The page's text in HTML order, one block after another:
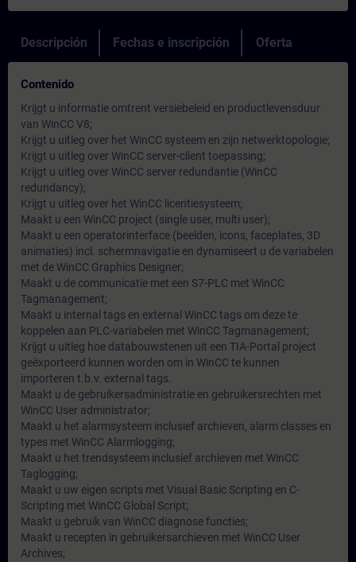
Descripción Fechas e inscripción Oferta
Contenido
Krijgt u informatie omtrent versiebeleid en productlevensduur
van WinCC V8;
Krijgt u uitleg over het WinCC systeem en zijn netwerktopologie;
Krijgt u uitleg over WinCC server-client toepassing;
Krijgt u uitleg over WinCC server redundantie (WinCC
redundancy);
Krijgt u uitleg over het WinCC licentiesysteem;
Maakt u een WinCC project (single user, multi user);
Maakt u een operatorinterface (beelden, icons, faceplates, 3D
animaties) incl. schermnavigatie en dynamiseert u de variabelen
met de WinCC Graphics Designer;
Maakt u de communicatie met een S7-PLC met WinCC
Tagmanagement;
Maakt u internal tags en external WinCC tags om deze te
koppelen aan PLC-variabelen met WinCC Tagmanagement;
Krijgt u uitleg hoe databouwstenen uit een TIA-Portal project
geëxporteerd kunnen worden om in WinCC te kunnen
importeren t.b.v. external tags.
Maakt u de gebruikersadministratie en gebruikersrechten met
WinCC User administrator;
Maakt u het alarmsysteem inclusief archieven, alarm classes en
types met WinCC Alarmlogging;
Maakt u het trendsysteem inclusief archieven met WinCC
Taglogging;
Maakt u uw eigen scripts met Visual Basic Scripting en C-
Scripting met WinCC Global Script;
Maakt u gebruik van WinCC diagnose functies;
Maakt u recepten in gebruikersarchieven met WinCC User
Archives;